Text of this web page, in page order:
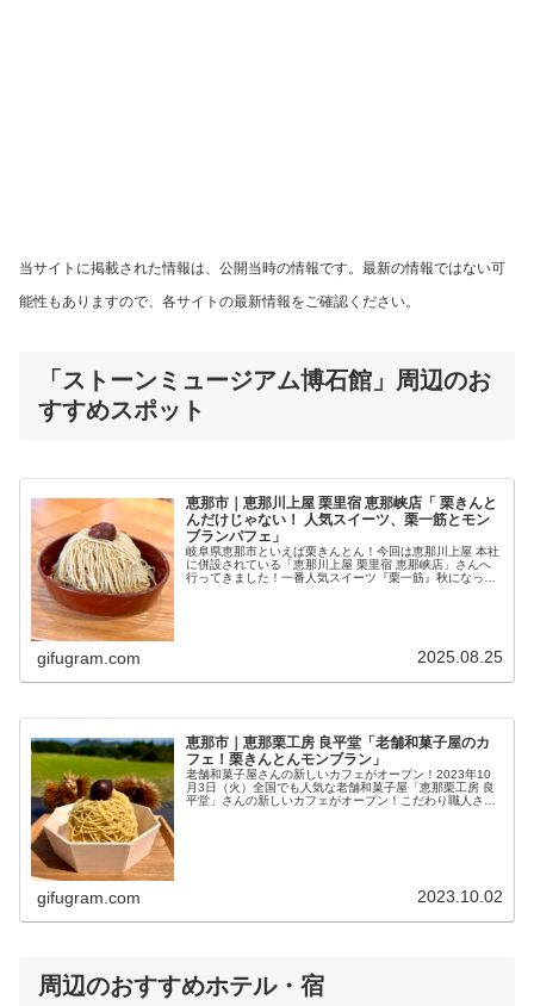
当サイトに掲載された情報は、公開当時の情報です。最新の情報ではない可
能性もありますので、各サイトの最新情報をご確認ください。
「ストーンミュージアム博石館」周辺のお
すすめスポット
恵那市｜恵那川上屋 栗里宿 恵那峡店「 栗きんと
んだけじゃない！ 人気スイーツ、栗一筋とモン
ブランパフェ」
岐阜県恵那市といえば栗きんとん！今回は恵那川上屋 本社
に併設されている「恵那川上屋 栗里宿 恵那峡店」さんへ
行ってきました！一番人気スイーツ『栗一筋』秋になった
gifugram.com 2025.08.25
恵那市｜恵那栗工房 良平堂「老舗和菓子屋のカ
フェ！栗きんとんモンブラン」
老舗和菓子屋さんの新しいカフェがオープン！2023年10
月3日（火）全国でも人気な老舗和菓子屋「恵那栗工房 良
平堂」さんの新しいカフェがオープン！こだわり職人さん
gifugram.com 2023.10.02
周辺のおすすめホテル・宿